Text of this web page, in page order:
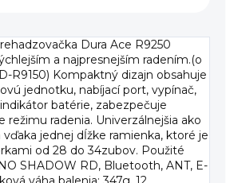
Dura Ace R9250
a najpresnejším radením.(o
R9150) Kompaktný dizajn obsahuje
jednotku, nabíjací port, vypínač,
batérie, zabezpečuje
režimu radenia. Univerzálnejšia ako
jednej dĺžke ramienka, ktoré je
od 28 do 34zubov. Použité
SHADOW RD, Bluetooth, ANT, E-